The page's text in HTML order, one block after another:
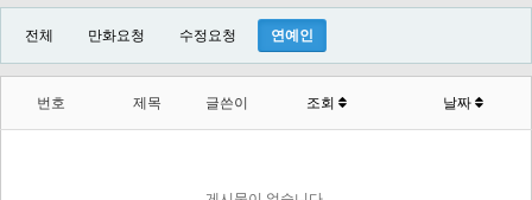
전체 만화요청 수정요청 연예인
번호 제목 글쓴이 조회 날짜